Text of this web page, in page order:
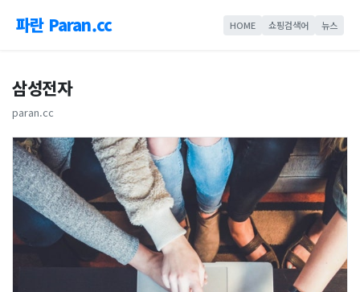
파란 Paran.cc HOME 쇼핑검색어 뉴스
삼성전자
paran.cc